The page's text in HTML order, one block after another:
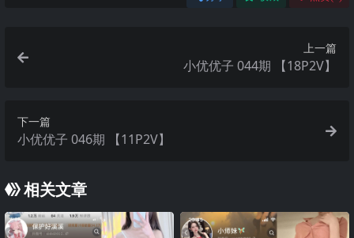
上一篇
小优优子 044期 【18P2V】
下一篇
小优优子 046期 【11P2V】
相关文章